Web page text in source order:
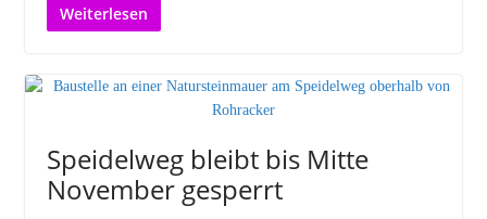
Weiterlesen
Speidelweg bleibt bis Mitte
November gesperrt